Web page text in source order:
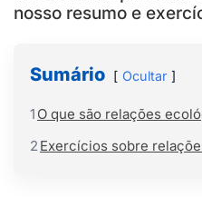
nosso resumo e
Sumário Ocultar
1 O que são relações
2 Exercícios sobre